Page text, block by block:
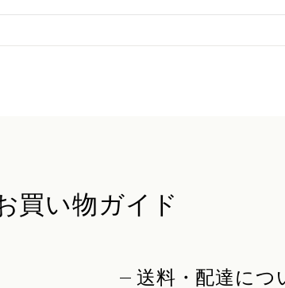
買い物ガイド
送料・配達につ